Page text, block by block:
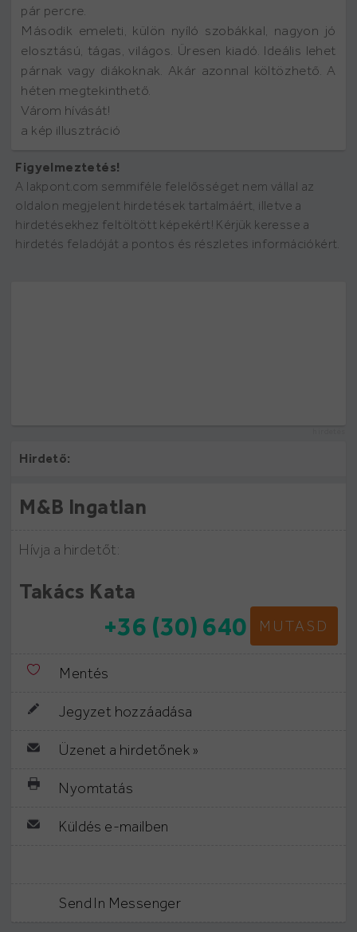
pár percre.
Második emeleti, külön nyíló szobákkal, nagyon jó
elosztású, tágas, világos. Üresen kiadó. Ideális lehet
párnak vagy diákoknak. Akár azonnal költözhető. A
héten megtekinthető.
Várom hívását!
a kép illusztráció
Figyelmeztetés!
A lakpont.com semmiféle felelősséget nem vállal az
oldalon megjelent hirdetések tartalmáért, illetve a
hirdetésekhez feltöltött képekért! Kérjük keresse a
hirdetés feladóját a pontos és részletes információkért.
Hirdető:
M&B Ingatlan
Hívja a hirdetőt:
Takács Kata
MUTASD
+36 (30) 640
Mentés
Jegyzet hozzáadása
Üzenet a hirdetőnek »
Nyomtatás
Küldés e-mailben
Send In Messenger